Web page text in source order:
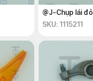
@J-Chụp lái đỏ
SKU: 1115211